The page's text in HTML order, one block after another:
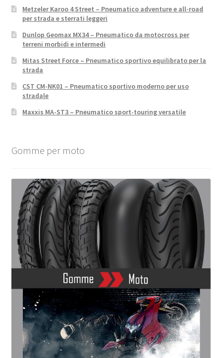
Metzeler Karoo 4 Street – Pneumatico adventure e all-road
per strada e sterrati leggeri
Dunlop Geomax MX34 – Pneumatico da motocross per
terreni morbidi e intermedi
Mitas Street Force – Pneumatico sportivo equilibrato per la
strada
CST CM-NK01 – Pneumatico sportivo moderno per uso
stradale
Maxxis MA-ST3 – Pneumatico sport-touring versatile
Gomme per moto